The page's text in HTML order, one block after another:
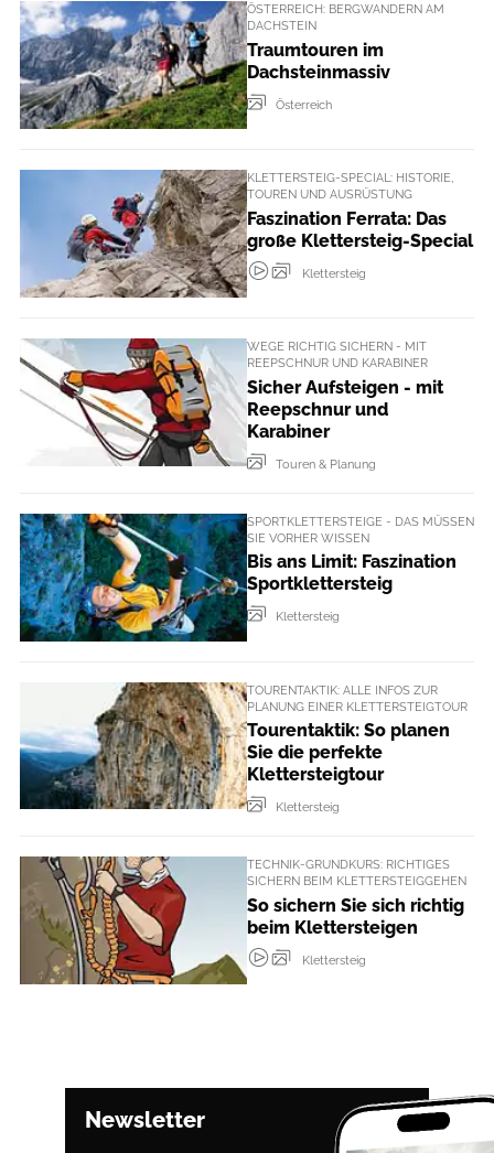
ÖSTERREICH: BERGWANDERN AM
DACHSTEIN
Traumtouren im
Dachsteinmassiv
Österreich
KLETTERSTEIG-SPECIAL: HISTORIE,
TOUREN UND AUSRÜSTUNG
Faszination Ferrata: Das
große Klettersteig-Special
Klettersteig
WEGE RICHTIG SICHERN - MIT
REEPSCHNUR UND KARABINER
Sicher Aufsteigen - mit
Reepschnur und
Karabiner
Touren & Planung
SPORTKLETTERSTEIGE - DAS MÜSSEN
SIE VORHER WISSEN
Bis ans Limit: Faszination
Sportklettersteig
Klettersteig
TOURENTAKTIK: ALLE INFOS ZUR
PLANUNG EINER KLETTERSTEIGTOUR
Tourentaktik: So planen
Sie die perfekte
Klettersteigtour
Klettersteig
TECHNIK-GRUNDKURS: RICHTIGES
SICHERN BEIM KLETTERSTEIGGEHEN
So sichern Sie sich richtig
beim Klettersteigen
Klettersteig
Newsletter